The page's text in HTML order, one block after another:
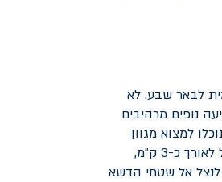
שמורה ייחודית, הממוקמת כ-80 ק"מ דרומית לבאר שבע. לא
נופים מרהיבים
למצוא מגוון
מסלולי טיול בדרגות קושי שונות, ביניהם: שביל נחל אשכול, שהוא מסלול הליכה קל לאורך כ-3 ק"מ,
אל שטחי הדשא